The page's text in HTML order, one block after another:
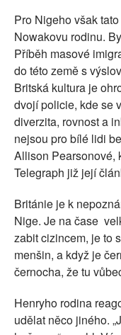
Pro Nigeho však
Nowakovu rodinu.
Příběh masové
do této země s
Britská kultura je
dvojí policie, kde se
diverzita, rovnost a
nejsou pro bílé lidi
Allison Pearsonové,
Telegraph již její
Británie je k
Nige. Je na čase
zabit cizincem, je to
menšin, a když je
černocha, že tu
Henryho rodina
udělat něco jiného.